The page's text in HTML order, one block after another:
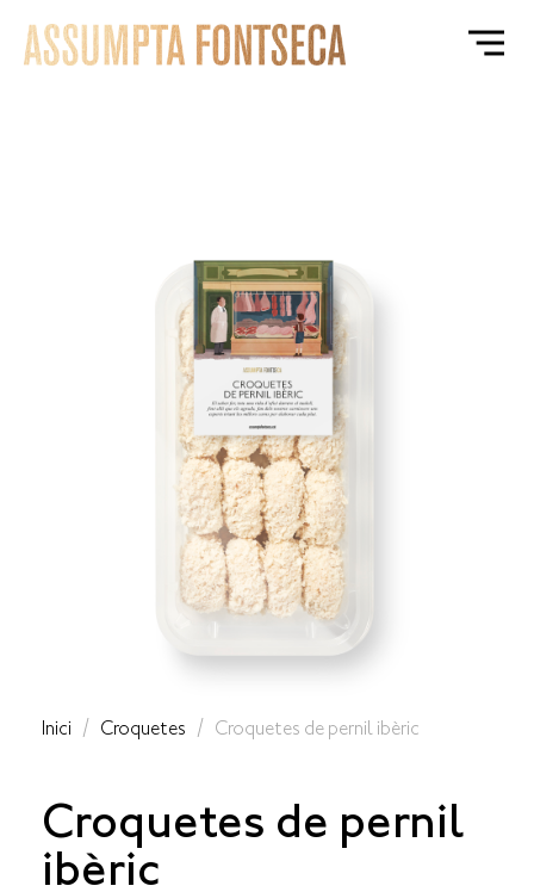
Inici / Croquetes / Croquetes de pernil ibèric
Croquetes de pernil
ibèric